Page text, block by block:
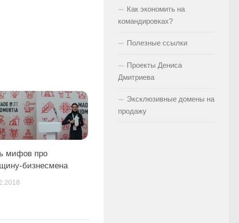
мифов про
бизнесмена
Как экономить на
командировках?
Полезные ссылки
Проекты Дениса
Дмитриева
Эксклюзивные домены на
продажу